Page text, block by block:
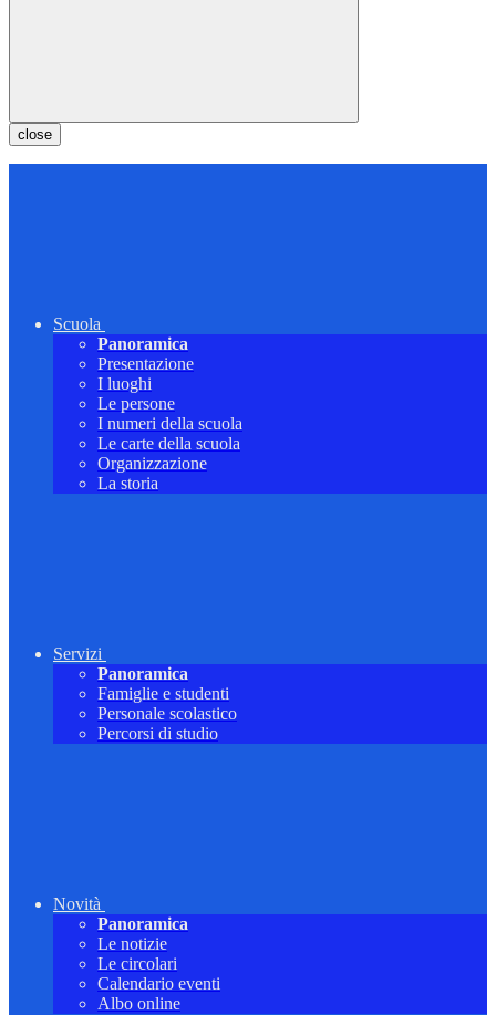
close
Scuola
Panoramica
Presentazione
I luoghi
Le persone
I numeri della scuola
Le carte della scuola
Organizzazione
La storia
Servizi
Panoramica
Famiglie e studenti
Personale scolastico
Percorsi di studio
Novità
Panoramica
Le notizie
Le circolari
Calendario eventi
Albo online